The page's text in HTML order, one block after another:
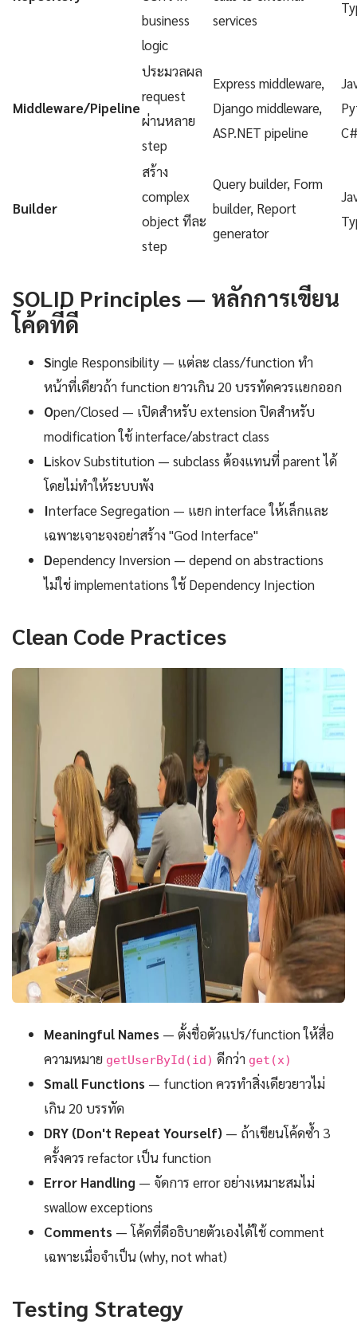
business
logic
services
Middleware/Pipeline
ประมวลผล
request
ผ่านหลาย
step
Express middleware,
Django middleware,
ASP.NET pipeline
Builder
สร้าง
complex
object ทีละ
step
Query builder, Form
builder, Report
generator
SOLID Principles — หลักการเขียน
โค้ดที่ดี
Single Responsibility — แต่ละ class/function ทำ
หน้าที่เดียวถ้า function ยาวเกิน 20 บรรทัดควรแยกออก
Open/Closed — เปิดสำหรับ extension ปิดสำหรับ
modification ใช้ interface/abstract class
Liskov Substitution — subclass ต้องแทนที่ parent ได้
โดยไม่ทำให้ระบบพัง
Interface Segregation — แยก interface ให้เล็กและ
เฉพาะเจาะจงอย่าสร้าง "God Interface"
Dependency Inversion — depend on abstractions
ไม่ใช่ implementations ใช้ Dependency Injection
Clean Code Practices
Meaningful Names — ตั้งชื่อตัวแปร/function ให้สื่อ
ความหมาย getUserById(id) ดีกว่า get(x)
Small Functions — function ควรทำสิ่งเดียวยาวไม่
เกิน 20 บรรทัด
DRY (Don't Repeat Yourself) — ถ้าเขียนโค้ดซ้ำ 3
ครั้งควร refactor เป็น function
Error Handling — จัดการ error อย่างเหมาะสมไม่
swallow exceptions
Comments — โค้ดที่ดีอธิบายตัวเองได้ใช้ comment
เฉพาะเมื่อจำเป็น (why, not what)
Testing Strategy